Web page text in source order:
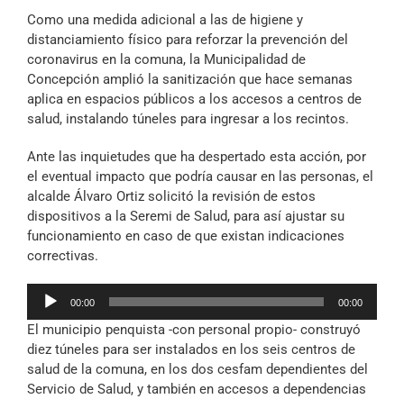
Archivo Sonoro
Como una medida adicional a las de higiene y
distanciamiento físico para reforzar la prevención del
coronavirus en la comuna, la Municipalidad de
Concepción amplió la sanitización que hace semanas
aplica en espacios públicos a los accesos a centros de
salud, instalando túneles para ingresar a los recintos.
Ante las inquietudes que ha despertado esta acción, por
el eventual impacto que podría causar en las personas, el
alcalde Álvaro Ortiz solicitó la revisión de estos
dispositivos a la Seremi de Salud, para así ajustar su
funcionamiento en caso de que existan indicaciones
correctivas.
Reproductor
audio
00:00 00:00
El municipio penquista -con personal propio- construyó
diez túneles para ser instalados en los seis centros de
salud de la comuna, en los dos cesfam dependientes del
Servicio de Salud, y también en accesos a dependencias